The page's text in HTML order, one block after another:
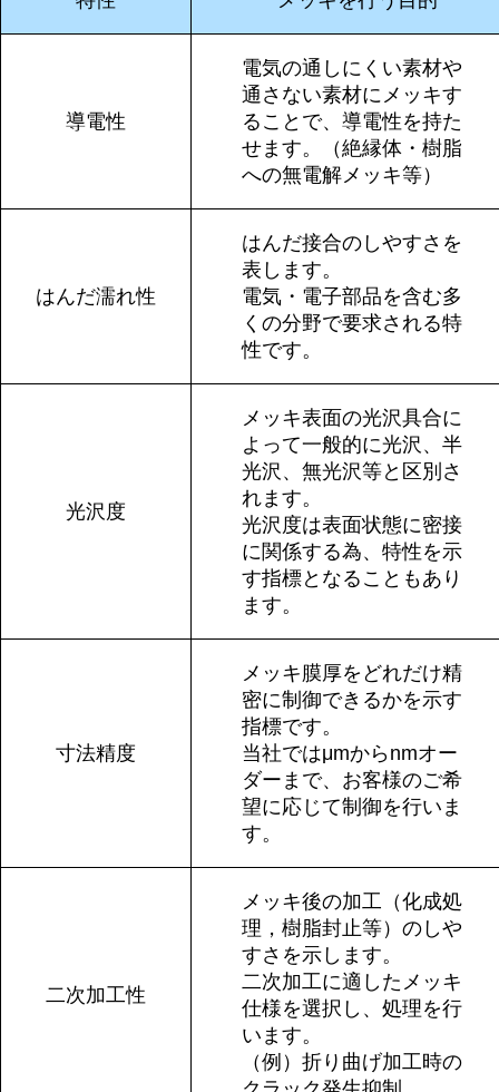
導電性
電気の通しにくい素材や
通さない素材にメッキす
ることで、導電性を持た
せます。（絶縁体・樹脂
への無電解メッキ等）
はんだ濡れ性
はんだ接合のしやすさを
表します。
電気・電子部品を含む多
くの分野で要求される特
性です。
光沢度
メッキ表面の光沢具合に
よって一般的に光沢、半
光沢、無光沢等と区別さ
れます。
光沢度は表面状態に密接
に関係する為、特性を示
す指標となることもあり
ます。
寸法精度
メッキ膜厚をどれだけ精
密に制御できるかを示す
指標です。
当社ではμmからnmオー
ダーまで、お客様のご希
望に応じて制御を行いま
す。
二次加工性
メッキ後の加工（化成処
理，樹脂封止等）のしや
すさを示します。
二次加工に適したメッキ
仕様を選択し、処理を行
います。
（例）折り曲げ加工時の